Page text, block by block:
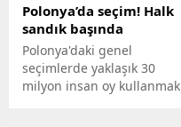
Polonya’da seçim! Halk
sandık başında
Polonya'daki genel
seçimlerde yaklaşık 30
milyon insan oy kullanmak